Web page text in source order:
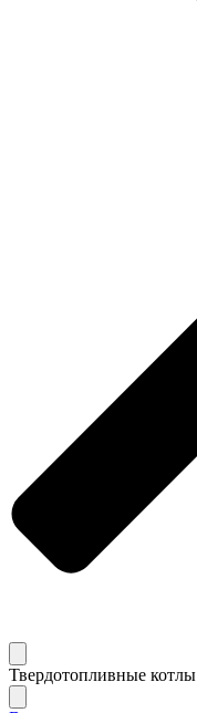
Твердотопливные котлы